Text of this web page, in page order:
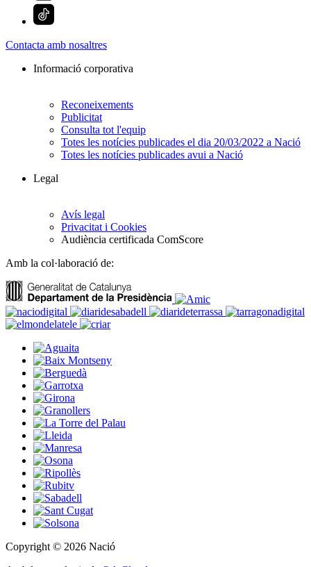
Contacta amb nosaltres
Informació corporativa
Reconeixements
Publicitat
Consulta tot l'equip
Totes les notícies publicades el dia 20/03/2022 a Nació
Totes les notícies publicades avui a Nació
Legal
Avís legal
Privacitat i Cookies
Audiència certificada ComScore
Amb la col·laboració de:
Copyright © 2026 Nació